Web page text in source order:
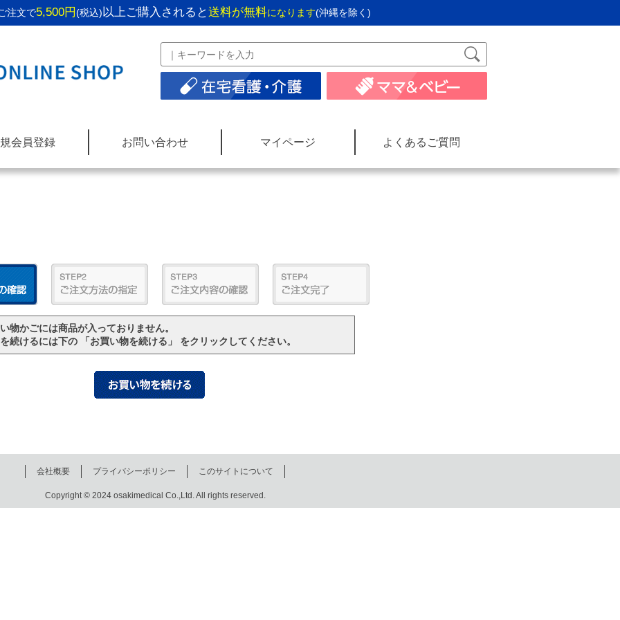
注文で5,500円(税込)以上ご購入されると送料が無料になります(沖縄を除く)
会員登録 お問い合わせ マイページ よくあるご質問
物かごには商品が入っておりません。
続けるには下の 「お買い物を続ける」 をクリックしてください。
会社概要 プライバシーポリシー このサイトについて
Copyright © 2024 osakimedical Co.,Ltd. All rights reserved.